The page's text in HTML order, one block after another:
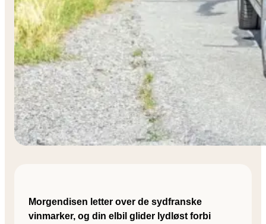
Morgendisen letter over de sydfranske
vinmarker, og din elbil glider lydløst forbi